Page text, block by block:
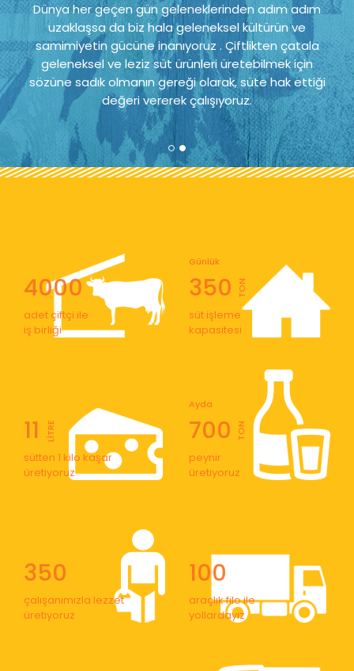
Dünya her geçen gün geleneklerinden adım adım
uzaklaşsa da biz hala geleneksel kültürün ve
samimiyetin gücüne inanıyoruz . Çiftlikten çatala
geleneksel ve leziz süt ürünleri üretebilmek için
sözüne sadık olmanın gereği olarak, süte hak ettiği
değeri vererek çalışıyoruz.
4000
adet çiftçi ile
iş birliği
350
Günlük
TON
süt işleme
kapasitesi
11 LİTRE
sütten 1 kilo kaşar
üretiyoruz
700
Ayda
TON
peynir
üretiyoruz
350
çalışanımızla lezzet
üretiyoruz
100
araçlık filo ile
yollardayız